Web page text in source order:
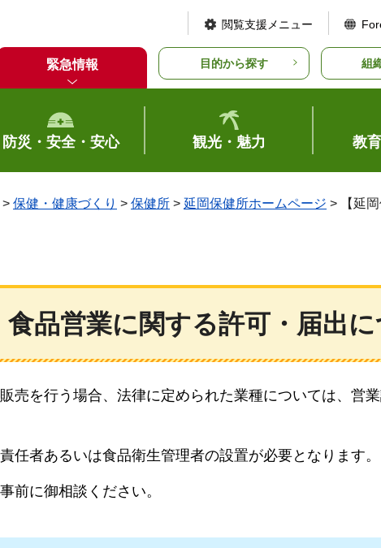
閲覧支援メニュー
緊急情報 目的から探す 組
防災・安全・安心 観光・魅力 教
> 保健・健康づくり > 保健所 > 延岡保健所ホームページ > 【延
食品営業に関する許可・届出
売を行う場合、法律に定められた業種については、営
任者あるいは食品衛生管理者の設置が必要となります。
前に御相談ください。